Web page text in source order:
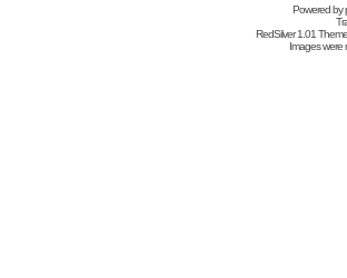
Powered by
RedSilver 1.01
Images were